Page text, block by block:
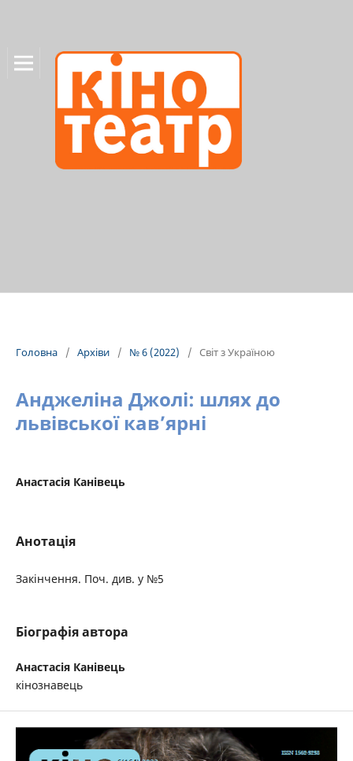
Головна / Архіви / № 6 (2022) / Світ з Україною
Анджеліна Джолі: шлях до
львівської кав’ярні
Анастасія Канівець
Анотація
Закінчення. Поч. див. у №5
Біографія автора
Анастасія Канівець
кінознавець